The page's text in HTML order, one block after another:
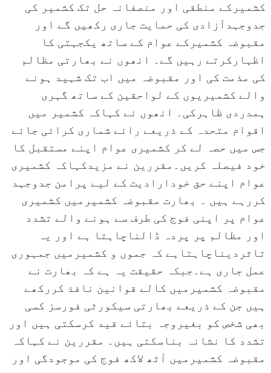
کشمیرکے منطقی اور منصفانہ حل تک کشمیر کی
جدوجہدآزادی کی حمایت جاری رکھیں گے اور
مقبوضہ کشمیرکے عوام کے ساتھ یکجہتی کا
اظہارکرتے رہیں گے۔ انھوں نے بھارتی مظالم
کی مذمت کی اور مقبوضہ میں اب تک شہید ہونے
والے کشمیریوں کے لواحقین کے ساتھ گہری
ہمدردی ظاہرکی۔ انھوں نے کہاکہ کشمیر میں
اقوام متحدہ کے ذریعے رائے شماری کرائی جائے
جس میں حصہ لے کر کشمیری عوام اپنے مستقبل کا
خود فیصلہ کریں۔مقررین نے مزیدکہاکہ کشمیری
عوام اپنے حق خودارادیت کے لیے پرامن جدوجہد
کررہے ہیں ۔ بھارت مقبوضہ کشمیرمیں کشمیری
عوام پر اپنی فوج کی طرف سے ہونے والے تشدد
اور مظالم پر پردہ ڈالناچاہتا ہے اور یہ
تاثردیناچاہتاہے کہ جموں و کشمیرمیں جمہوری
عمل جاری ہے۔جبکہ حقیقت یہ ہے کہ بھارت نے
مقبوضہ کشمیرمیں کالے قوانین نافذ کررکھے
ہیں جن کے ذریعے بھارتی سیکورٹی فورسز کسی
بھی شخص کو بغیروجہ بتائے قید کرسکتی ہیں اور
تشدد کا نشانہ بناسکتی ہیں۔ مقررین نے کہاکہ
مقبوضہ کشمیرمیں آٹھ لاکھ فوج کی موجودگی اور